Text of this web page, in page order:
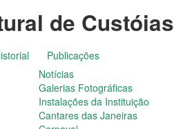
de Custóias
Publicações
Notícias
Galerias Fotográficas
Instalações da Instituição
Cantares das Janeiras